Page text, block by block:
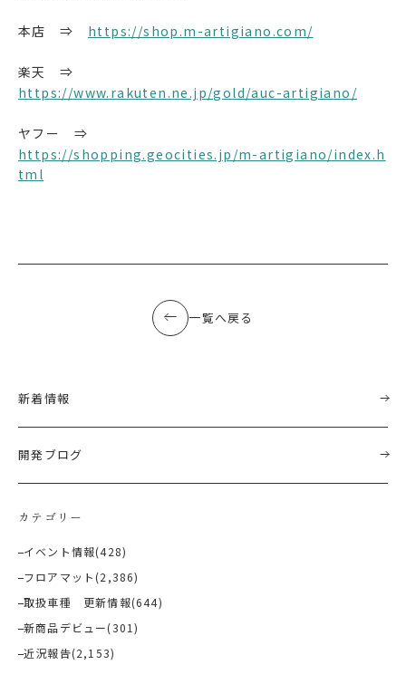
本店 ⇒ https://shop.m-artigiano.com/
楽天 ⇒
https://www.rakuten.ne.jp/gold/auc-artigiano/
ヤフー ⇒
https://shopping.geocities.jp/m-artigiano/index.h
tml
一覧へ戻る
新着情報
開発ブログ
カテゴリー
イベント情報(428)
フロアマット (2,386)
取扱車種 更新情報(644)
新商品デビュー(301)
近況報告(2,153)